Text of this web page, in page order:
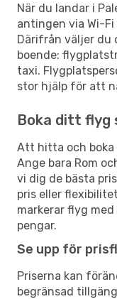
När du landar i
antingen via Wi-
Därifrån väljer
boende:
taxi.
stor hjälp för att
Boka ditt flyg
Att hitta och boka
Ange bara Rom
vi dig de bästa
pris eller
markerar flyg
pengar.
Se upp för
Priserna kan
begränsad